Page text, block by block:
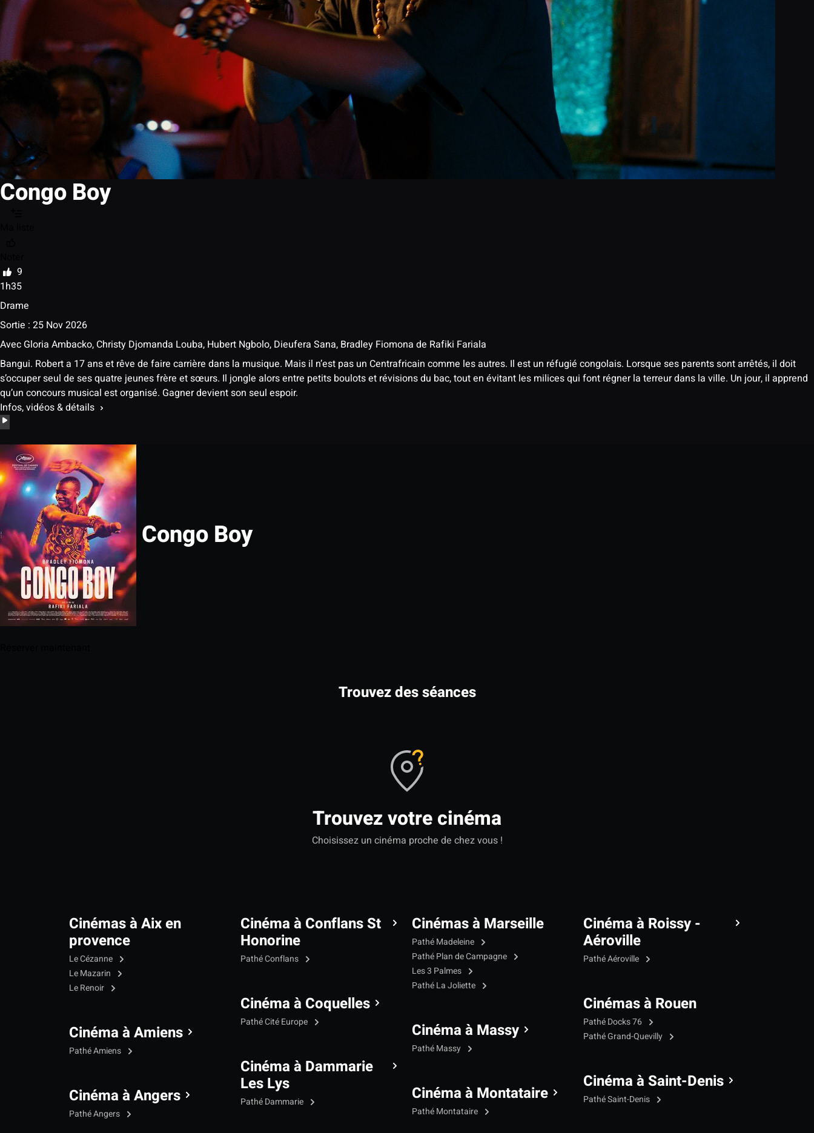
Congo Boy
9
1h35
Drame
Sortie : 25 Nov 2026
Avec Gloria Ambacko, Christy Djomanda Louba, Hubert Ngbolo, Dieufera Sana, Bradley Fiomona de Rafiki Fariala
Bangui. Robert a 17 ans et rêve de faire carrière dans la musique. Mais il n’est pas un Centrafricain comme les autres. Il est un réfugié congolais. Lorsque ses parents sont arrêtés, il doit
s’occuper seul de ses quatre jeunes frère et sœurs. Il jongle alors entre petits boulots et révisions du bac, tout en évitant les milices qui font régner la terreur dans la ville. Un jour, il apprend
qu’un concours musical est organisé. Gagner devient son seul espoir.
Infos, vidéos & détails
Congo Boy
Trouvez des séances
Trouvez votre cinéma
Choisissez un cinéma proche de chez vous !
Cinémas à Aix en
provence
Le Cézanne
Le Mazarin
Le Renoir
Cinéma à Amiens
Pathé Amiens
Cinéma à Angers
Pathé Angers
Cinéma à Conflans St
Honorine
Pathé Conflans
Cinéma à Coquelles
Pathé Cité Europe
Cinéma à Dammarie
Les Lys
Pathé Dammarie
Cinémas à Marseille
Pathé Madeleine
Pathé Plan de Campagne
Les 3 Palmes
Pathé La Joliette
Cinéma à Massy
Pathé Massy
Cinéma à Montataire
Pathé Montataire
Cinéma à Roissy -
Aéroville
Pathé Aéroville
Cinémas à Rouen
Pathé Docks 76
Pathé Grand-Quevilly
Cinéma à Saint-Denis
Pathé Saint-Denis